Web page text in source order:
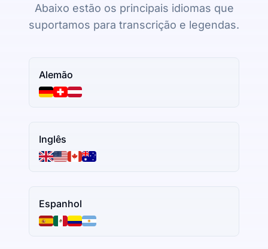
Abaixo estão os principais idiomas que
suportamos para transcrição e legendas.
Alemão
Inglês
Espanhol